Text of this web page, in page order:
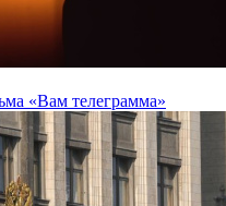
«Вам телеграмма»